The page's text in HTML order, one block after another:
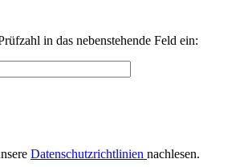
in das nebenstehende Feld ein:
Datenschutzrichtlinien nachlesen.